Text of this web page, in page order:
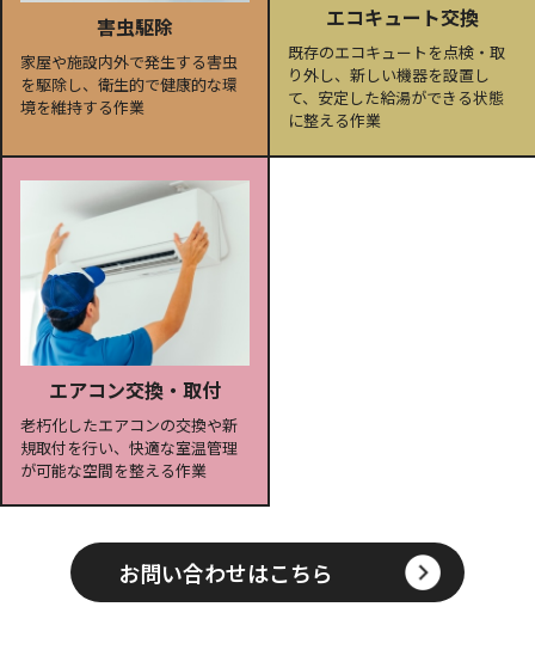
害虫駆除
家屋や施設内外で発生する害虫
を駆除し、衛生的で健康的な環
境を維持する作業
エコキュート交換
既存のエコキュートを点検・取
り外し、新しい機器を設置し
て、安定した給湯ができる状態
に整える作業
エアコン交換・取付
老朽化したエアコンの交換や新
規取付を行い、快適な室温管理
が可能な空間を整える作業
お問い合わせはこちら